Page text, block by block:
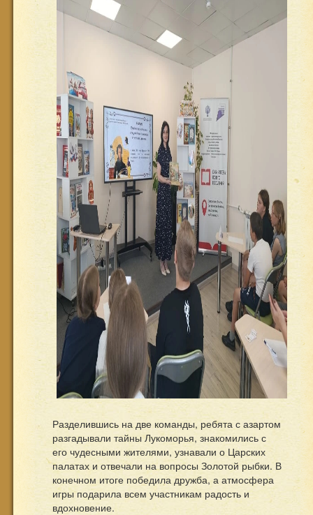
Разделившись на две команды, ребята с азартом
разгадывали тайны Лукоморья, знакомились с
его чудесными жителями, узнавали о Царских
палатах и отвечали на вопросы Золотой рыбки. В
конечном итоге победила дружба, а атмосфера
игры подарила всем участникам радость и
вдохновение.